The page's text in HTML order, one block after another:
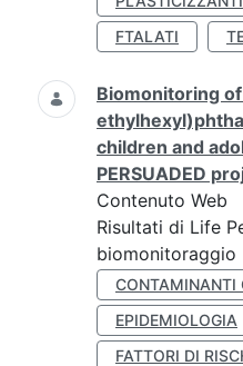
FTALATI
Biomonitoring
children and
PERSUADED
Contenuto Web
Risultati di Life
biomonitoraggio
CONTAMINANTI
EPIDEMIOLOGIA
FATTORI DI